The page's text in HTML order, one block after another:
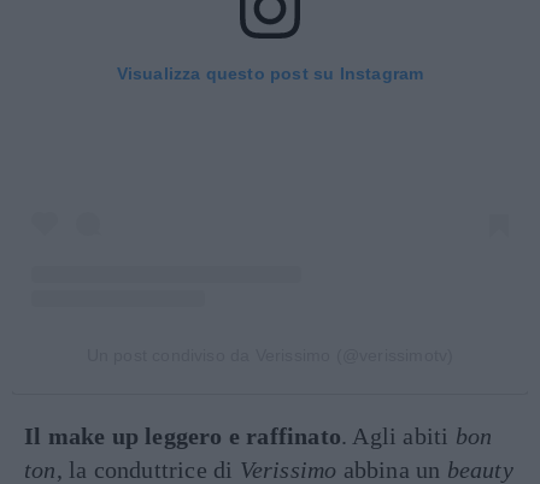
Visualizza questo post su Instagram
Il make up leggero e raffinato. Agli abiti bon
ton, la conduttrice di Verissimo abbina un beauty